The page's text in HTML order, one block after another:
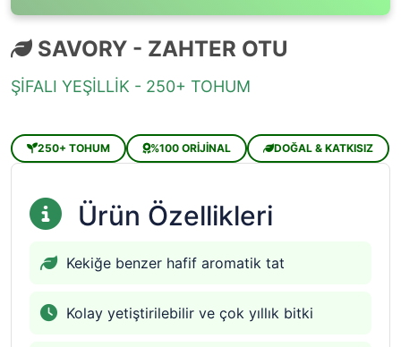
SAVORY - ZAHTER OTU
ŞİFALI YEŞİLLİK - 250+ TOHUM
250+ TOHUM %100 ORİJİNAL DOĞAL & KATKISIZ
Ürün Özellikleri
Kekiğe benzer hafif aromatik tat
Kolay yetiştirilebilir ve çok yıllık bitki